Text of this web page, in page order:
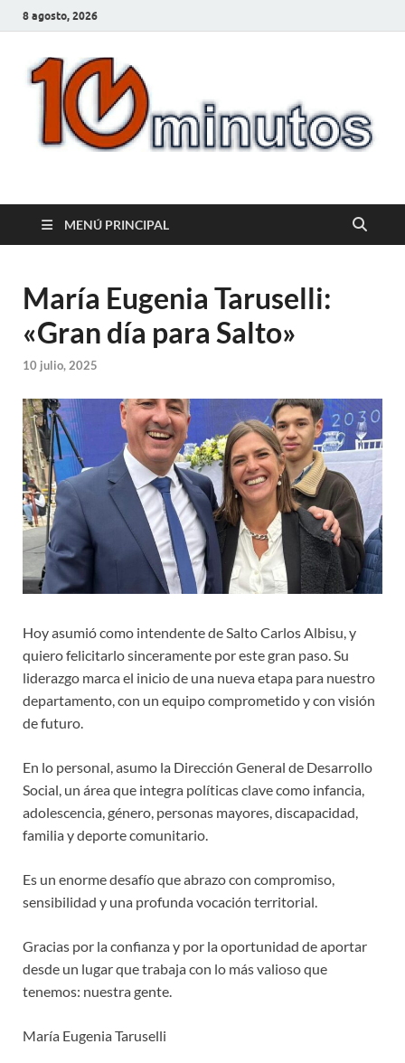
8 agosto, 2026
10minutos.com.uy
MENÚ PRINCIPAL
María Eugenia Taruselli:
«Gran día para Salto»
10 julio, 2025
Hoy asumió como intendente de Salto Carlos Albisu, y
quiero felicitarlo sinceramente por este gran paso. Su
liderazgo marca el inicio de una nueva etapa para nuestro
departamento, con un equipo comprometido y con visión
de futuro.
En lo personal, asumo la Dirección General de Desarrollo
Social, un área que integra políticas clave como infancia,
adolescencia, género, personas mayores, discapacidad,
familia y deporte comunitario.
Es un enorme desafío que abrazo con compromiso,
sensibilidad y una profunda vocación territorial.
Gracias por la confianza y por la oportunidad de aportar
desde un lugar que trabaja con lo más valioso que
tenemos: nuestra gente.
María Eugenia Taruselli